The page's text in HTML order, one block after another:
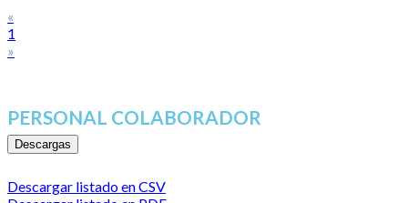
«
1
»
PERSONAL COLABORADOR
Descargas
Descargar listado en CSV